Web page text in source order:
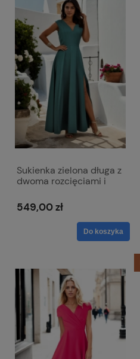
Sukienka zielona długa z
dwoma rozcięciami i
lekko mieniącego się
materiału - Milena
549,00 zł
Do koszyka